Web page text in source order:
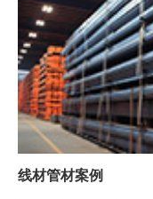
线材管材案例